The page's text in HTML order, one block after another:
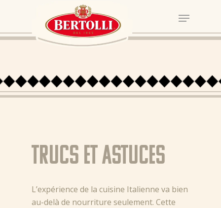
Trucs et astuces
L’expérience de la cuisine Italienne va bien
au-delà de nourriture seulement. Cette